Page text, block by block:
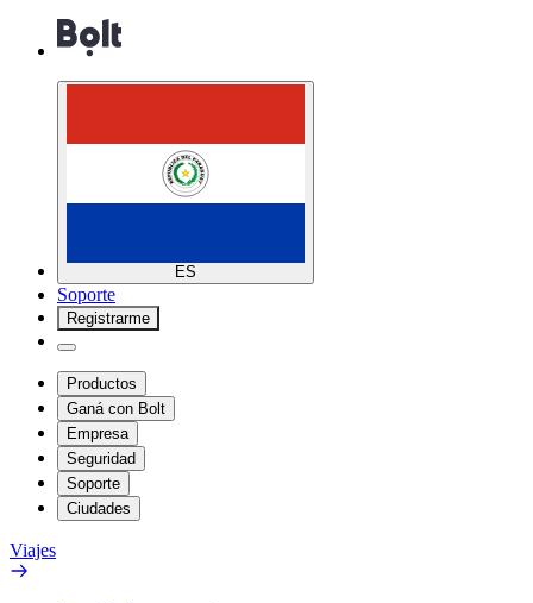
ES
Soporte
Registrarme
Productos
Ganá con Bolt
Empresa
Seguridad
Soporte
Ciudades
Viajes